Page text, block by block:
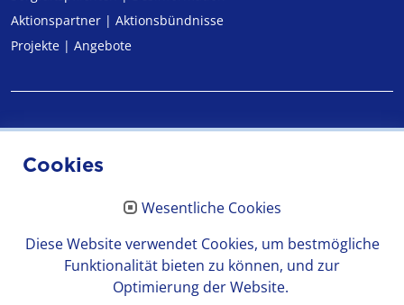
Aktionspartner | Aktionsbündnisse
Projekte | Angebote
Cookies
Wesentliche Cookies
Diese Website verwendet Cookies, um bestmögliche
Funktionalität bieten zu können, und zur
Optimierung der Website.